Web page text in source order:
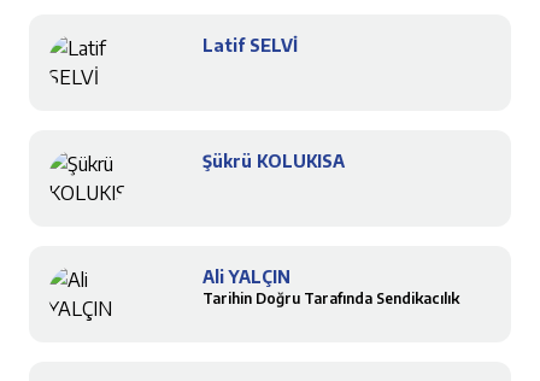
Latif SELVİ
Şükrü KOLUKISA
Ali YALÇIN
Tarihin Doğru Tarafında Sendikacılık